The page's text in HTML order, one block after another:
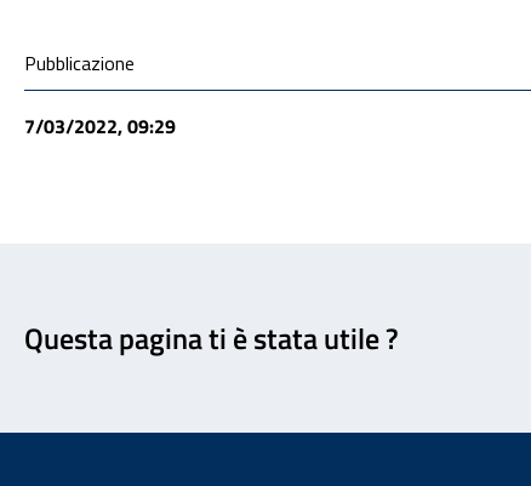
Condivisione social
Pubblicazione
7/03/2022, 09:29
Questa pagina ti è stata utile ?